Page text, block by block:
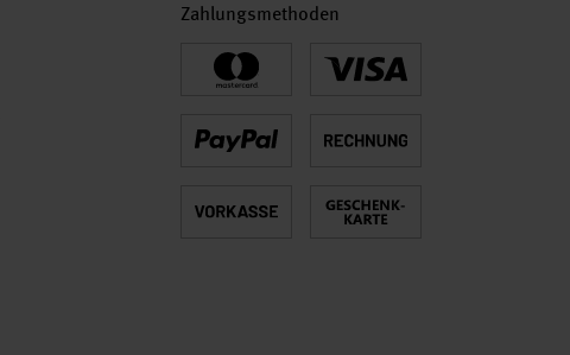
Zahlungsmethoden